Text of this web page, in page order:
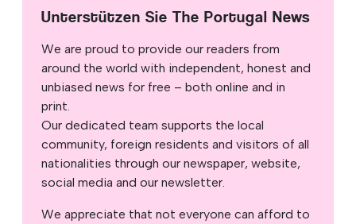
Unterstützen Sie The Portugal News
We are proud to provide our readers from
around the world with independent, honest and
unbiased news for free – both online and in
print.
Our dedicated team supports the local
community, foreign residents and visitors of all
nationalities through our newspaper, website,
social media and our newsletter.
We appreciate that not everyone can afford to